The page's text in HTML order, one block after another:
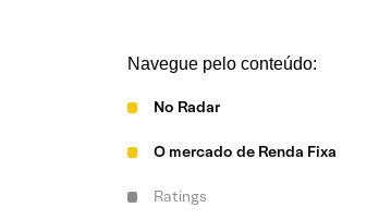
Navegue pelo conteúdo:
No Radar
O mercado de Renda Fixa
Ratings